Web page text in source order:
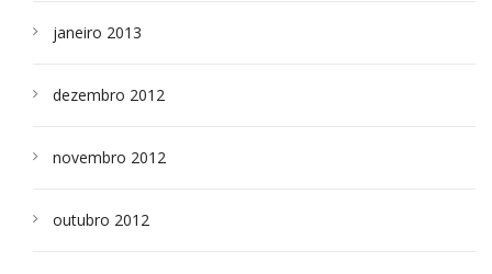
janeiro 2013
dezembro 2012
novembro 2012
outubro 2012